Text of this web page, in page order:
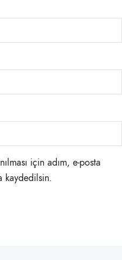
için adım, e-posta
kaydedilsin.